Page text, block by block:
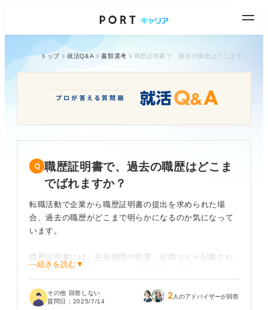
トップ 就活Q&A 書類選考
職歴証明書で、過去の職歴はどこま
でばれますか？
転職活動で企業から職歴証明書の提出を求められた場
合、過去の職歴がどこまで明らかになるのか気になって
います。
職歴証明書には、在籍期間や部署、役職などが記載され
ると聞きますが、それ以外に退職理由や評価といった内
⋯続きを読む▼
その他 回答しない
質問日： 2025/7/14 2 人のアドバイザーが回答